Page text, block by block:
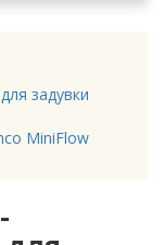
задувки
MiniFlow